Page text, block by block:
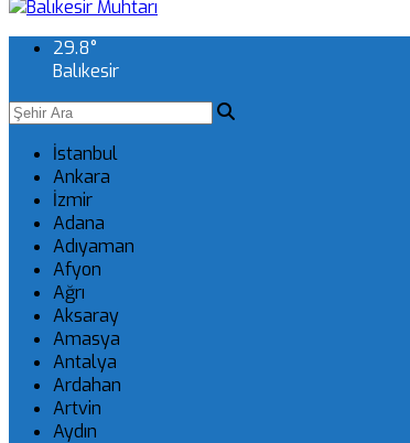
29.8°
Balıkesir
İstanbul
Ankara
İzmir
Adana
Adıyaman
Afyon
Ağrı
Aksaray
Amasya
Antalya
Ardahan
Artvin
Aydın